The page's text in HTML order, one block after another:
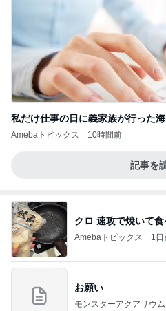
私だけ仕事の日に義家族が行った海
Amebaトピックス 10時間前
記事を
クロ 速攻で焼いて
Amebaトピックス 1日
お願い
モンスターアクアリウ